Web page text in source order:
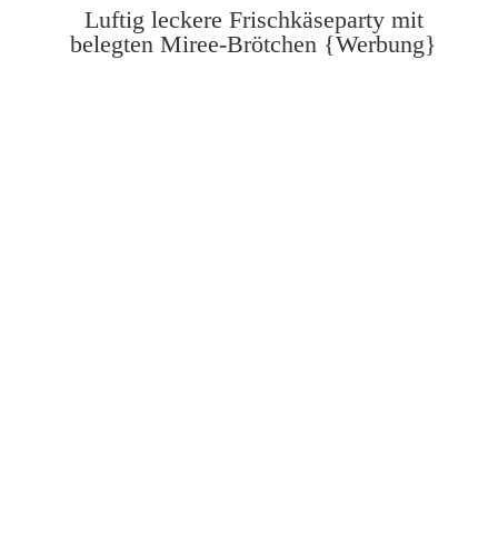
Luftig leckere Frischkäseparty mit
belegten Miree-Brötchen {Werbung}